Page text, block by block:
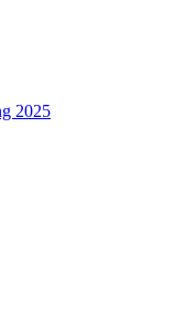
2025